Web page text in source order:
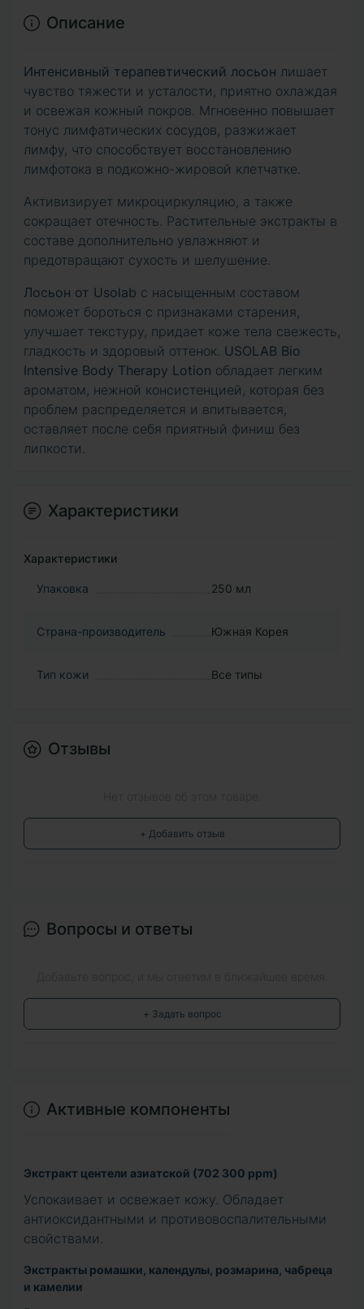
Описание
Интенсивный терапевтический лосьон лишает
чувство тяжести и усталости, приятно охлаждая
и освежая кожный покров. Мгновенно повышает
тонус лимфатических сосудов, разжижает
лимфу, что способствует восстановлению
лимфотока в подкожно-жировой клетчатке.
Активизирует микроциркуляцию, а также
сокращает отечность. Растительные экстракты в
составе дополнительно увлажняют и
предотвращают сухость и шелушение.
Лосьон от Usolab с насыщенным составом
поможет бороться с признаками старения,
улучшает текстуру, придает коже тела свежесть,
гладкость и здоровый оттенок. USOLAB Bio
Intensive Body Therapy Lotion обладает легким
ароматом, нежной консистенцией, которая без
проблем распределяется и впитывается,
оставляет после себя приятный финиш без
липкости.
Характеристики
Характеристики
Упаковка 250 мл
Страна-производитель Южная Корея
Тип кожи Все типы
Отзывы
+ Добавить отзыв
Вопросы и ответы
+ Задать вопрос
Активные компоненты
Экстракт центели азиатской (702 300 ppm)
Успокаивает и освежает кожу. Обладает
антиоксидантными и противовоспалительными
свойствами.
Экстракты ромашки, календулы, розмарина, чабреца
и камелии